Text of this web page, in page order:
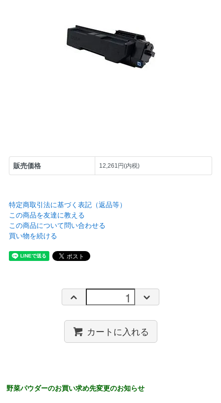
販売価格 12,261円(内税)
特定商取引法に基づく表記（返品等）
この商品を友達に教える
この商品について問い合わせる
買い物を続ける
カートに入れる
野菜パウダーのお買い求め先変更のお知らせ